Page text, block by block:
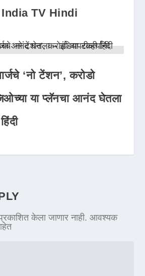
India TV Hindi
‘नो टेंशन’, करोडो
या प्लॅनचा आनंद घेतला
केला जाणार नाही. आवश्यक